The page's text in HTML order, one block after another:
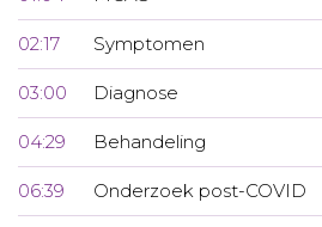
02:17 Symptomen
03:00 Diagnose
04:29 Behandeling
06:39 Onderzoek post-COVID